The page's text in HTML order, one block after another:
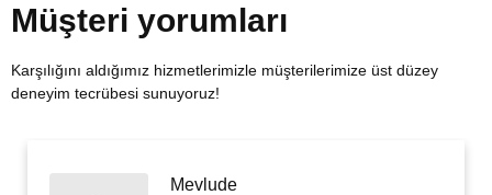
Müşteri yorumları
Karşılığını aldığımız hizmetlerimizle müşterilerimize üst düzey
deneyim tecrübesi sunuyoruz!
Mevlude